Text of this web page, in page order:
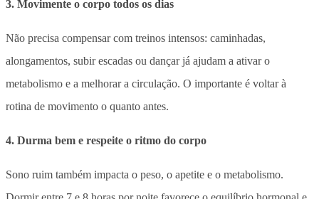
3. Movimente o corpo todos os dias
Não precisa compensar com treinos intensos: caminhadas,
alongamentos, subir escadas ou dançar já ajudam a ativar o
metabolismo e a melhorar a circulação. O importante é voltar à
rotina de movimento o quanto antes.
4. Durma bem e respeite o ritmo do corpo
Sono ruim também impacta o peso, o apetite e o metabolismo.